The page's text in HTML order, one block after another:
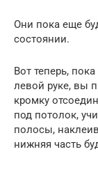
Они пока еще
состоянии.
Вот теперь,
левой руке, вы
кромку
под потолок,
полосы,
нижняя часть